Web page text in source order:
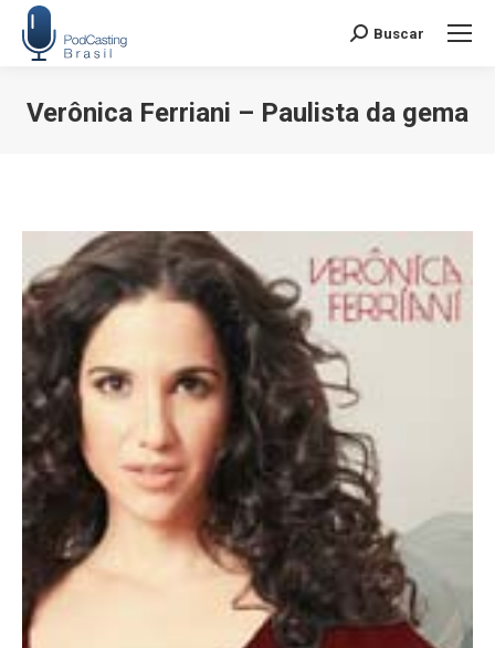
Search:
Buscar
Verônica Ferriani – Paulista da gema